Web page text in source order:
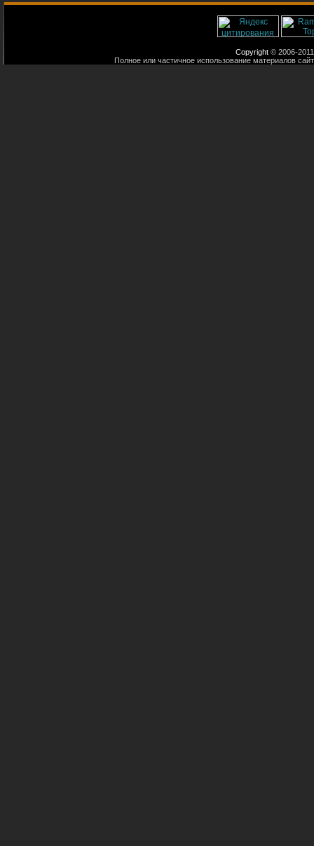
Copyright © 2006-
Полное или частичное использование материалов